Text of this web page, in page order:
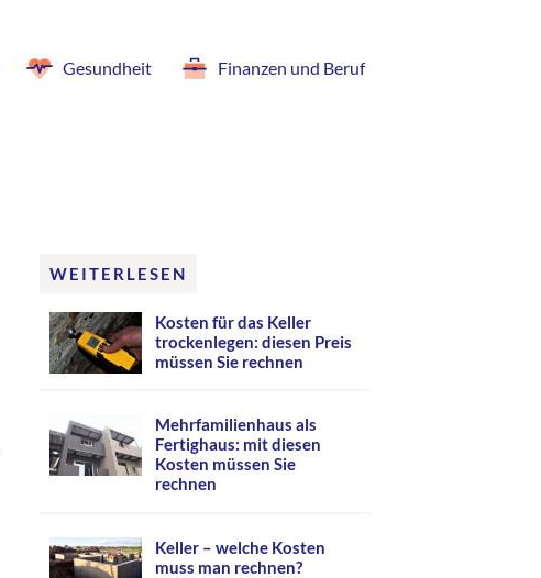
Gesundheit Finanzen und Beruf
WEITERLESEN
Kosten für das Keller
trockenlegen: diesen Preis
müssen Sie rechnen
Mehrfamilienhaus als
Fertighaus: mit diesen
Kosten müssen Sie
rechnen
Keller – welche Kosten
muss man rechnen?